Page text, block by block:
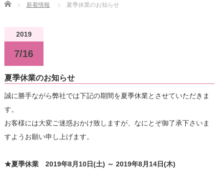
Home 新着情報 夏季休業のお知らせ
2019
7/16
夏季休業のお知らせ
誠に勝手ながら弊社では下記の期間を夏季休業とさせていただきま
す。
お客様には大変ご迷惑おかけ致しますが、なにとぞ御了承下さいま
すようお願い申し上げます。
★夏季休業 2019年8月10日(土) ～ 2019年8月14日(木)